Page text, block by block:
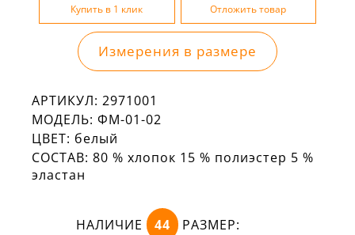
Измерения в размере
АРТИКУЛ: 2971001
МОДЕЛЬ: ФМ-01-02
ЦВЕТ: белый
СОСТАВ: 80 % хлопок 15 % полиэстер 5 %
эластан
НАЛИЧИЕ 44 РАЗМЕР: